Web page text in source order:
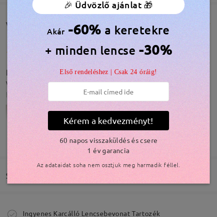
Modellinformáció
Vásárlói vélemények(582)
Easy ordering, quick feedback, accurate, precise
work, fast delivery. Thank you for that.
by Anikó on May 7 , 2026
TOVÁBBIAK MEGJELENÍTÉSE
Szállítás
Megrendelés leadva
Ingyenes Karcálló Lencsebevonat Tartozék
🎉 Üdvözlő ajánlat 🎁
Akár -60% a keretekre
+ minden lencse -30%
Első rendeléshez | Csak 24 óráig!
Kérem a kedvezményt!
60 napos visszaküldés és csere
1 év garancia
Az adataidat soha nem osztjuk meg harmadik féllel.